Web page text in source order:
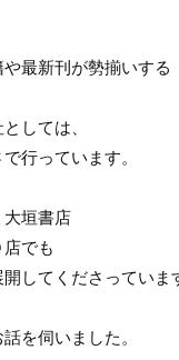
最新刊が勢揃いする
しては、
行っています。
垣書店
でも
してくださっていま
を伺いました。